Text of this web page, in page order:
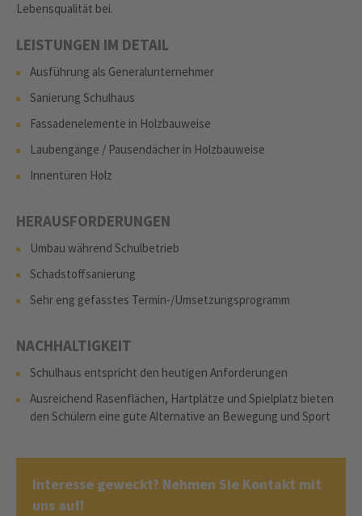
Lebensqualität bei.
LEISTUNGEN IM DETAIL
Ausführung als Generalunternehmer
Sanierung Schulhaus
Fassadenelemente in Holzbauweise
Laubengänge / Pausendächer in Holzbauweise
Innentüren Holz
HERAUSFORDERUNGEN
Umbau während Schulbetrieb
Schadstoffsanierung
Sehr eng gefasstes Termin-/Umsetzungsprogramm
NACHHALTIGKEIT
Schulhaus entspricht den heutigen Anforderungen
Ausreichend Rasenflächen, Hartplätze und Spielplatz bieten
den Schülern eine gute Alternative an Bewegung und Sport
Interesse geweckt? Nehmen Sie Kontakt mit
uns auf!